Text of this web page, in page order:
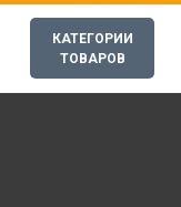
КАТЕГОРИИ
ТОВАРОВ